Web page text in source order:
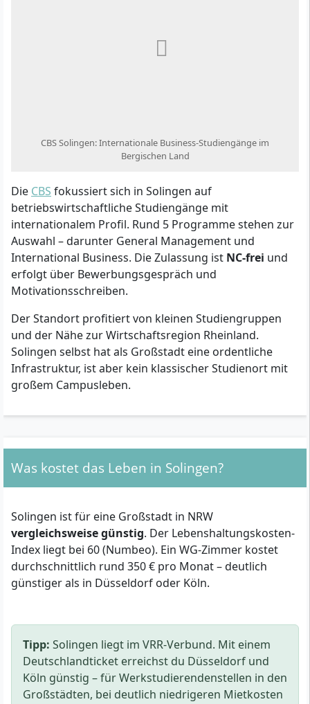
CBS Solingen: Internationale Business-Studiengänge im
Bergischen Land
Die CBS fokussiert sich in Solingen auf
betriebswirtschaftliche Studiengänge mit
internationalem Profil. Rund 5 Programme stehen zur
Auswahl – darunter General Management und
International Business. Die Zulassung ist NC-frei und
erfolgt über Bewerbungsgespräch und
Motivationsschreiben.
Der Standort profitiert von kleinen Studiengruppen
und der Nähe zur Wirtschaftsregion Rheinland.
Solingen selbst hat als Großstadt eine ordentliche
Infrastruktur, ist aber kein klassischer Studienort mit
großem Campusleben.
Was kostet das Leben in Solingen?
Solingen ist für eine Großstadt in NRW
vergleichsweise günstig. Der Lebenshaltungskosten-
Index liegt bei 60 (Numbeo). Ein WG-Zimmer kostet
durchschnittlich rund 350 € pro Monat – deutlich
günstiger als in Düsseldorf oder Köln.
Tipp: Solingen liegt im VRR-Verbund. Mit einem
Deutschlandticket erreichst du Düsseldorf und
Köln günstig – für Werkstudierendenstellen in den
Großstädten, bei deutlich niedrigeren Mietkosten